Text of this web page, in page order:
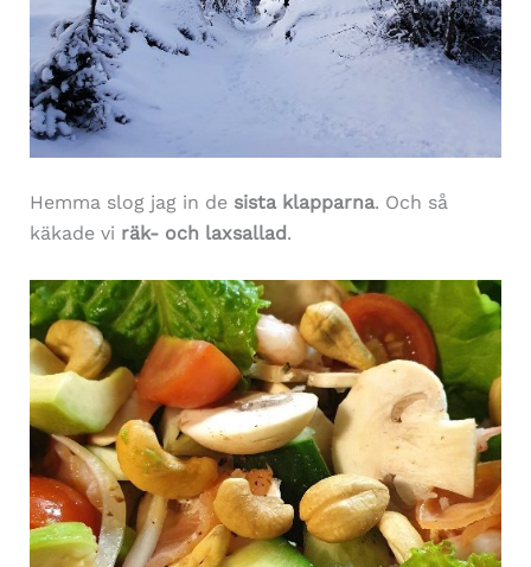
Hemma slog jag in de sista klapparna. Och så
käkade vi räk- och laxsallad.